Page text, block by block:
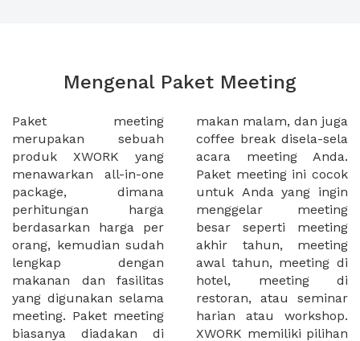
Mengenal Paket Meeting
Paket meeting
merupakan sebuah
produk XWORK yang
menawarkan all-in-one
package, dimana
perhitungan harga
berdasarkan harga per
orang, kemudian sudah
lengkap dengan
makanan dan fasilitas
yang digunakan selama
meeting. Paket meeting
biasanya diadakan di
makan malam, dan juga
coffee break disela-sela
acara meeting Anda.
Paket meeting ini cocok
untuk Anda yang ingin
menggelar meeting
besar seperti meeting
akhir tahun, meeting
awal tahun, meeting di
hotel, meeting di
restoran, atau seminar
harian atau workshop.
XWORK memiliki pilihan